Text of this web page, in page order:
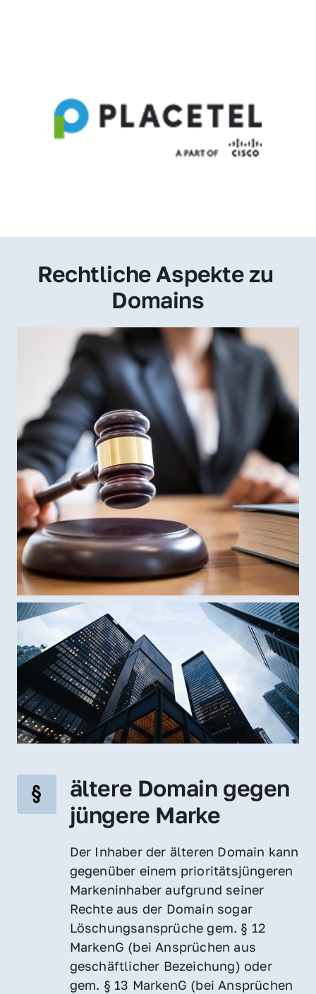
Rechtliche Aspekte zu
Domains
ältere Domain gegen
jüngere Marke
Der Inhaber der älteren Domain kann
gegenüber einem prioritätsjüngeren
Markeninhaber aufgrund seiner
Rechte aus der Domain sogar
Löschungsansprüche gem. § 12
MarkenG (bei Ansprüchen aus
geschäftlicher Bezeichung) oder
gem. § 13 MarkenG (bei Ansprüchen